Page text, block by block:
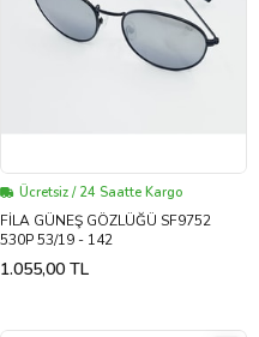
Ücretsiz / 24 Saatte Kargo
FİLA GÜNEŞ GÖZLÜĞÜ SF9752
530P 53/19 - 142
1.055,00 TL